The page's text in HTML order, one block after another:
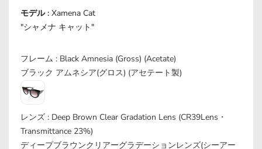
モデル : Xamena Cat
"シャメナ キャット"
フレーム : Black Amnesia (Gross) (Acetate)
ブラック アムネシア(グロス) (アセテート製)
レンズ : Deep Brown Clear Gradation Lens (CR39Lens・
Transmittance 23%)
ディープブラウンクリアーグラデーションレンズ(シーアー